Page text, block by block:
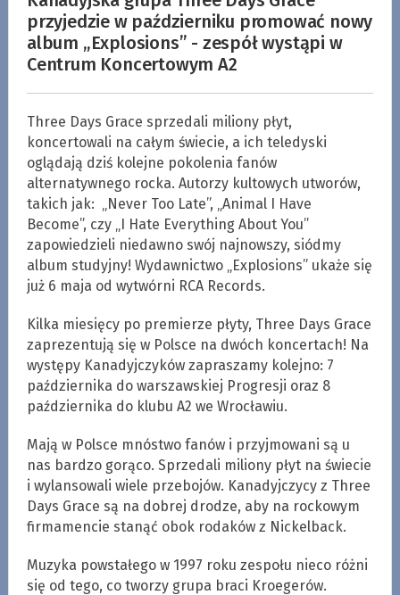
przyjedzie w październiku promować nowy
album „Explosions” - zespół wystąpi w
Centrum Koncertowym A2
Three Days Grace sprzedali miliony płyt,
koncertowali na całym świecie, a ich teledyski
oglądają dziś kolejne pokolenia fanów
alternatywnego rocka. Autorzy kultowych utworów,
takich jak: „Never Too Late”, „Animal I Have
Become”, czy „I Hate Everything About You”
zapowiedzieli niedawno swój najnowszy, siódmy
album studyjny! Wydawnictwo „Explosions” ukaże się
już 6 maja od wytwórni RCA Records.
Kilka miesięcy po premierze płyty, Three Days Grace
zaprezentują się w Polsce na dwóch koncertach! Na
występy Kanadyjczyków zapraszamy kolejno: 7
października do warszawskiej Progresji oraz 8
października do klubu A2 we Wrocławiu.
Mają w Polsce mnóstwo fanów i przyjmowani są u
nas bardzo gorąco. Sprzedali miliony płyt na świecie
i wylansowali wiele przebojów. Kanadyjczycy z Three
Days Grace są na dobrej drodze, aby na rockowym
firmamencie stanąć obok rodaków z Nickelback.
Muzyka powstałego w 1997 roku zespołu nieco różni
się od tego, co tworzy grupa braci Kroegerów.